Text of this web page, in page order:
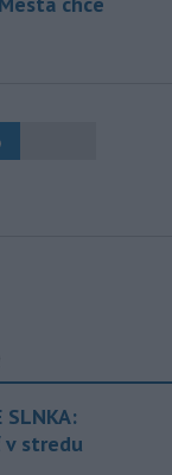
SLNKA:
v stredu